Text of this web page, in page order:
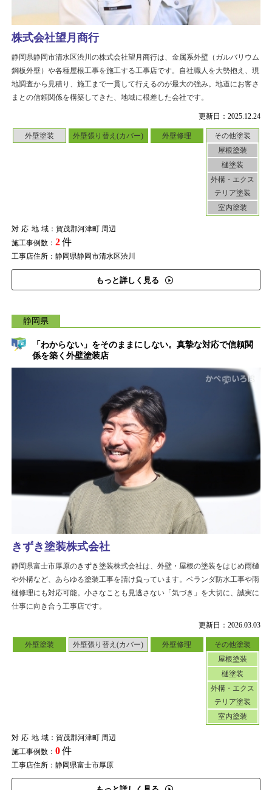
更新日：2025.12.24
外壁塗装 外壁張り替え(カバー) 外壁修理
その他塗装
屋根塗装
樋塗装
外構・エクス
テリア塗装
室内塗装
対応地域：賀茂郡河津町 周辺
施工事例数： 2件
工事店住所：静岡県静岡市清水区渋川
もっと詳しく見る
株式会社望月商行
静岡県静岡市清水区渋川の株式会社望月商行は、金属系外壁（ガルバリウム
鋼板外壁）や各種屋根工事を施工する工事店です。自社職人を大勢抱え、現
地調査から見積り、施工まで一貫して行えるのが最大の強み。地道にお客さ
まとの信頼関係を構築してきた、地域に根差した会社です。
静岡県
「わからない」をそのままにしない。真摯な対応で信頼関
係を築く外壁塗装店
更新日：2026.03.03
外壁塗装 外壁張り替え(カバー) 外壁修理
その他塗装
屋根塗装
樋塗装
外構・エクス
テリア塗装
室内塗装
対応地域：賀茂郡河津町 周辺
施工事例数： 0件
工事店住所：静岡県富士市厚原
きずき塗装株式会社
静岡県富士市厚原のきずき塗装株式会社は、外壁・屋根の塗装をはじめ雨樋
や外構など、あらゆる塗装工事を請け負っています。ベランダ防水工事や雨
樋修理にも対応可能。小さなことも見逃さない「気づき」を大切に、誠実に
仕事に向き合う工事店です。